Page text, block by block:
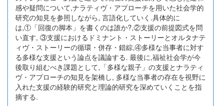
感や疑問について,ナラティヴ・アプローチを用いた社会学的
研究の知見を参照しながら, 言語化していく.具体的に
は,①「回復の脚本」を書くのは誰か?,②支援の前提図式を問
い直す, ③支援におけるドミナント・ストーリーとオルタナテ
ィヴ・ストーリーの循環・併存・錯綜,④多様な当事者に対す
る多様な支援という論点を議論する. 最後に,福祉社会学が今
後取り組むべき課題として,「多様な親子」の支援とナラティ
ヴ・アプローチの知見を架橋し, 多様な当事者の存在を視野に
入れた支援の経験的研究と理論的研究を深めていくことを指
摘する.